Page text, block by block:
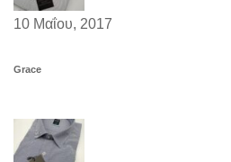
10 Μαΐου, 2017
Grace